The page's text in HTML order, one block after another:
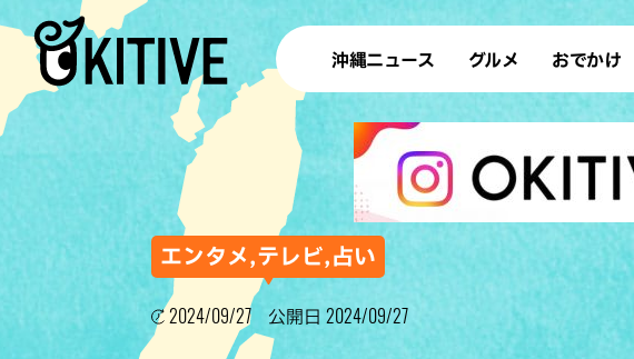
沖縄ニュース グルメ
ラーメン
テイクアウト
すし・魚料理
洋食・西洋料理
おでかけ
デート
散歩
歴史
ショッピング
エンタメ,テレビ,占い
2024/09/27 公開日 2024/09/27